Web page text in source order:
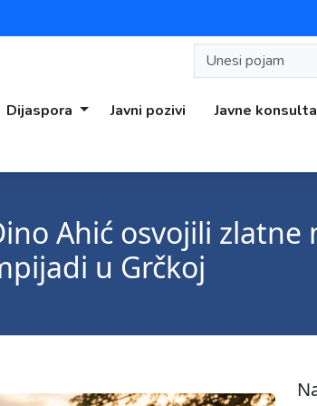
Dijaspora Javni pozivi
Javne
Ahić osvojili zlatne
u Grčkoj